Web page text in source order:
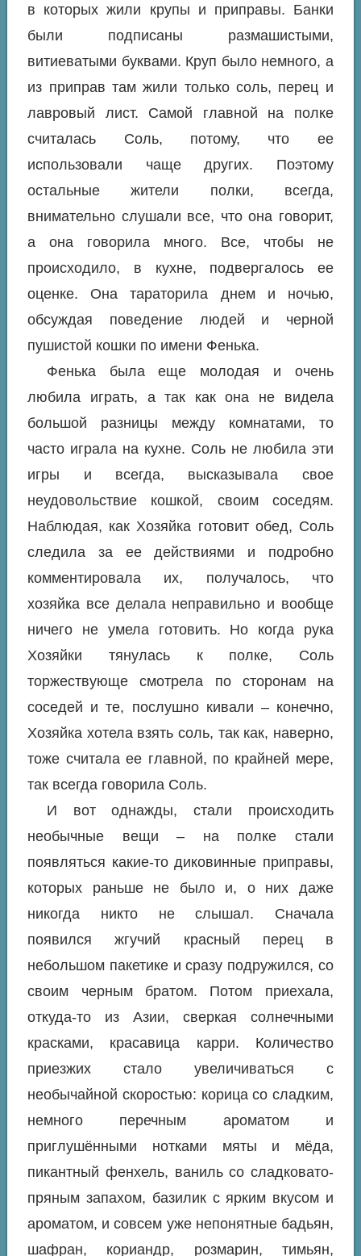
в которых жили крупы и приправы. Банки
были подписаны размашистыми,
витиеватыми буквами. Круп было немного, а
из приправ там жили только соль, перец и
лавровый лист. Самой главной на полке
считалась Соль, потому, что ее
использовали чаще других. Поэтому
остальные жители полки, всегда,
внимательно слушали все, что она говорит,
а она говорила много. Все, чтобы не
происходило, в кухне, подвергалось ее
оценке. Она тараторила днем и ночью,
обсуждая поведение людей и черной
пушистой кошки по имени Фенька.
Фенька была еще молодая и очень
любила играть, а так как она не видела
большой разницы между комнатами, то
часто играла на кухне. Соль не любила эти
игры и всегда, высказывала свое
неудовольствие кошкой, своим соседям.
Наблюдая, как Хозяйка готовит обед, Соль
следила за ее действиями и подробно
комментировала их, получалось, что
хозяйка все делала неправильно и вообще
ничего не умела готовить. Но когда рука
Хозяйки тянулась к полке, Соль
торжествующе смотрела по сторонам на
соседей и те, послушно кивали – конечно,
Хозяйка хотела взять соль, так как, наверно,
тоже считала ее главной, по крайней мере,
так всегда говорила Соль.
И вот однажды, стали происходить
необычные вещи – на полке стали
появляться какие-то диковинные приправы,
которых раньше не было и, о них даже
никогда никто не слышал. Сначала
появился жгучий красный перец в
небольшом пакетике и сразу подружился, со
своим черным братом. Потом приехала,
откуда-то из Азии, сверкая солнечными
красками, красавица карри. Количество
приезжих стало увеличиваться с
необычайной скоростью: корица со сладким,
немного перечным ароматом и
приглушёнными нотками мяты и мёда,
пикантный фенхель, ваниль со сладковато-
пряным запахом, базилик с ярким вкусом и
ароматом, и совсем уже непонятные бадьян,
шафран, кориандр, розмарин, тимьян,